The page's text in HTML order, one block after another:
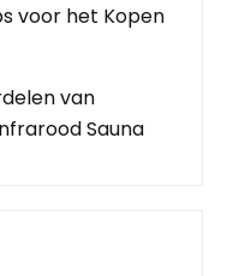
voor het Kopen
van
Sauna